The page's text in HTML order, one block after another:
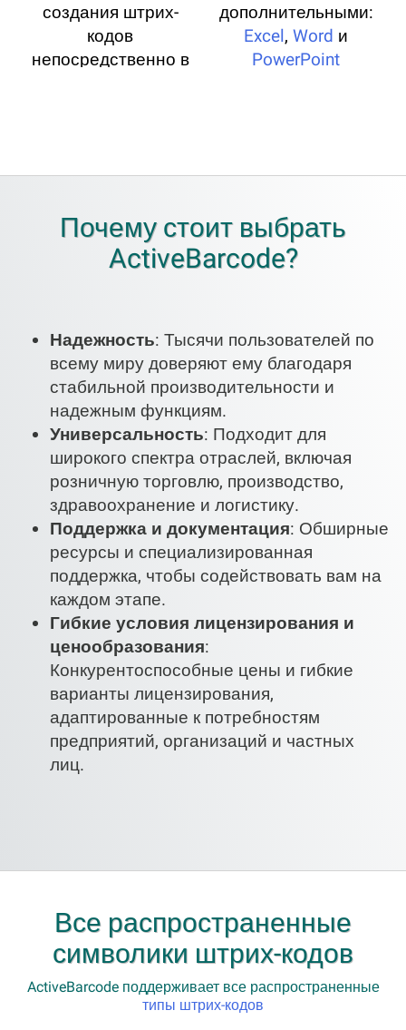
создания штрих-
кодов
непосредственно в
дополнительными:
Excel, Word и
PowerPoint
Почему стоит выбрать
ActiveBarcode?
Надежность: Тысячи пользователей по
всему миру доверяют ему благодаря
стабильной производительности и
надежным функциям.
Универсальность: Подходит для
широкого спектра отраслей, включая
розничную торговлю, производство,
здравоохранение и логистику.
Поддержка и документация: Обширные
ресурсы и специализированная
поддержка, чтобы содействовать вам на
каждом этапе.
Гибкие условия лицензирования и
ценообразования:
Конкурентоспособные цены и гибкие
варианты лицензирования,
адаптированные к потребностям
предприятий, организаций и частных
лиц.
Все распространенные
символики штрих-кодов
ActiveBarcode поддерживает все распространенные
типы штрих-кодов